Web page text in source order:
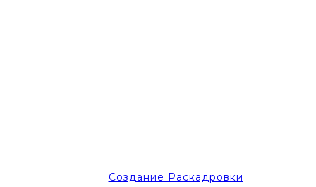
Создание Раскадровки